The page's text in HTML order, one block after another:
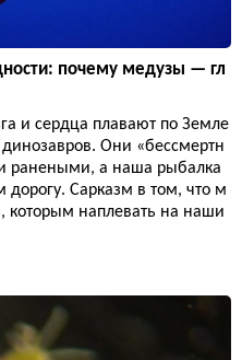
почему медузы — гл
и сердца плавают по Земле
Они «бессмертн
ранеными, а наша рыбалка
Сарказм в том, что м
которым наплевать на наши